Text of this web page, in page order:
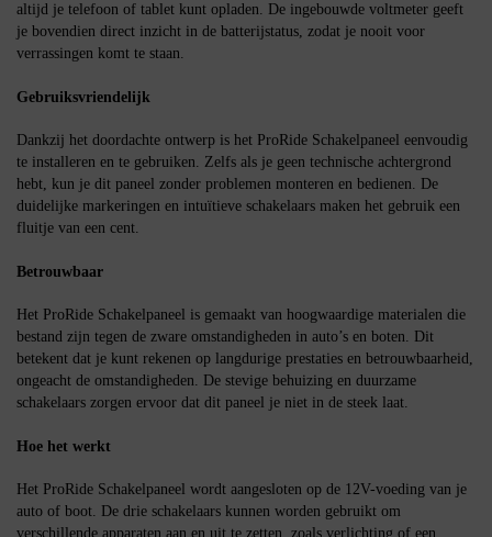
altijd je telefoon of tablet kunt opladen. De ingebouwde voltmeter geeft
je bovendien direct inzicht in de batterijstatus, zodat je nooit voor
verrassingen komt te staan.
Gebruiksvriendelijk
Dankzij het doordachte ontwerp is het ProRide Schakelpaneel eenvoudig
te installeren en te gebruiken. Zelfs als je geen technische achtergrond
hebt, kun je dit paneel zonder problemen monteren en bedienen. De
duidelijke markeringen en intuïtieve schakelaars maken het gebruik een
fluitje van een cent.
Betrouwbaar
Het ProRide Schakelpaneel is gemaakt van hoogwaardige materialen die
bestand zijn tegen de zware omstandigheden in auto’s en boten. Dit
betekent dat je kunt rekenen op langdurige prestaties en betrouwbaarheid,
ongeacht de omstandigheden. De stevige behuizing en duurzame
schakelaars zorgen ervoor dat dit paneel je niet in de steek laat.
Hoe het werkt
Het ProRide Schakelpaneel wordt aangesloten op de 12V-voeding van je
auto of boot. De drie schakelaars kunnen worden gebruikt om
verschillende apparaten aan en uit te zetten, zoals verlichting of een